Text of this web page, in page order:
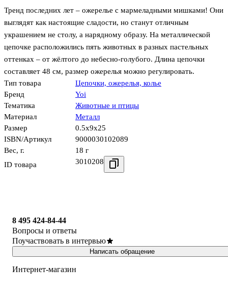
Тренд последних лет – ожерелье с мармеладными мишками! Они
выглядят как настоящие сладости, но станут отличным
украшением не столу, а нарядному образу. На металлической
цепочке расположились пять животных в разных пастельных
оттенках – от жёлтого до небесно-голубого. Длина цепочки
составляет 48 см, размер ожерелья можно регулировать.
Тип товара
Цепочки, ожерелья, колье
Бренд
Yoi
Тематика
Животные и птицы
Материал
Металл
Размер
0.5x9x25
ISBN/Артикул
9000030102089
Вес, г.
18 г
ID товара
3010208
8 495 424-84-44
Вопросы и ответы
Поучаствовать в интервью
Написать обращение
Интернет-магазин